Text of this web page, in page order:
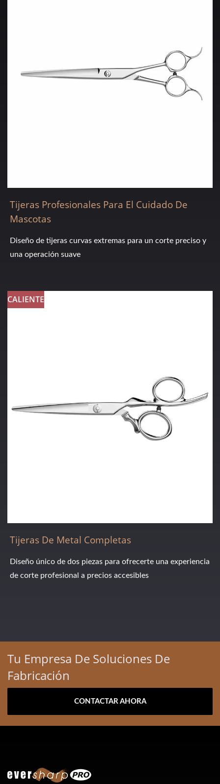
Tijeras Profesionales Para El Cuidado De
Mascotas
Diseño de tijeras curvas extremas para un corte preciso y
una operación suave
CALIENTE
Tijeras De Metal Completas
Diseño único de dos piezas para ofrecerte una experiencia
de corte profesional a precios accesibles
Tu Empresa De Soluciones De
Fabricación
CONTACTAR AHORA